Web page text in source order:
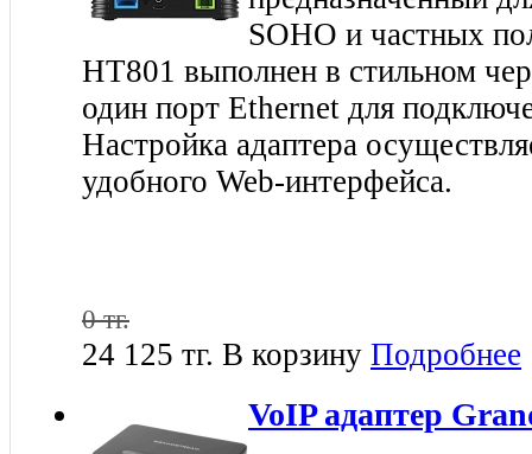
SOHO и частных
HT801 выполнен в стильном
один порт Ethernet для
Настройка адаптера
удобного Web-интерфейса.
0 тг.
24 125 тг. В корзину Подробнее
VoIP адаптер